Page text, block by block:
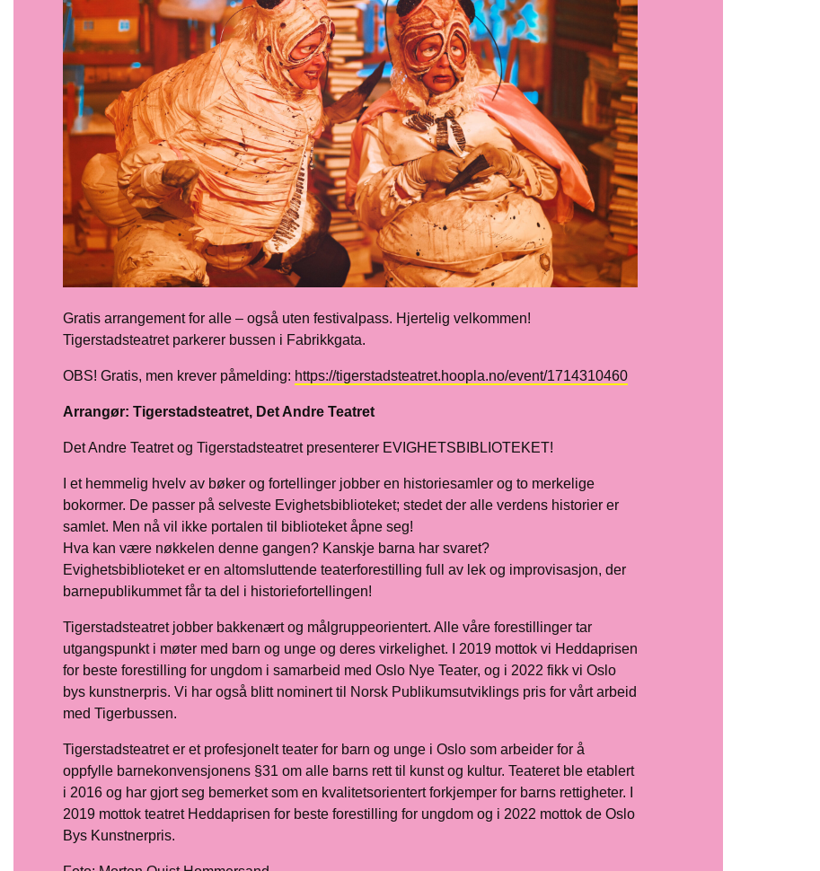
Gratis arrangement for alle – også uten festivalpass. Hjertelig velkommen!
Tigerstadsteatret parkerer bussen i Fabrikkgata.
OBS! Gratis, men krever påmelding: https://tigerstadsteatret.hoopla.no/event/1714310460
Arrangør: Tigerstadsteatret, Det Andre Teatret
Det Andre Teatret og Tigerstadsteatret presenterer EVIGHETSBIBLIOTEKET!
I et hemmelig hvelv av bøker og fortellinger jobber en historiesamler og to merkelige
bokormer. De passer på selveste Evighetsbiblioteket; stedet der alle verdens historier er
samlet. Men nå vil ikke portalen til biblioteket åpne seg!
Hva kan være nøkkelen denne gangen? Kanskje barna har svaret?
Evighetsbiblioteket er en altomsluttende teaterforestilling full av lek og improvisasjon, der
barnepublikummet får ta del i historiefortellingen!
Tigerstadsteatret jobber bakkenært og målgruppeorientert. Alle våre forestillinger tar
utgangspunkt i møter med barn og unge og deres virkelighet. I 2019 mottok vi Heddaprisen
for beste forestilling for ungdom i samarbeid med Oslo Nye Teater, og i 2022 fikk vi Oslo
bys kunstnerpris. Vi har også blitt nominert til Norsk Publikumsutviklings pris for vårt arbeid
med Tigerbussen.
Tigerstadsteatret er et profesjonelt teater for barn og unge i Oslo som arbeider for å
oppfylle barnekonvensjonens §31 om alle barns rett til kunst og kultur. Teateret ble etablert
i 2016 og har gjort seg bemerket som en kvalitetsorientert forkjemper for barns rettigheter. I
2019 mottok teatret Heddaprisen for beste forestilling for ungdom og i 2022 mottok de Oslo
Bys Kunstnerpris.